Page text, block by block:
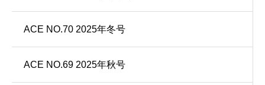
ACE NO.70 2025年冬号
ACE NO.69 2025年秋号